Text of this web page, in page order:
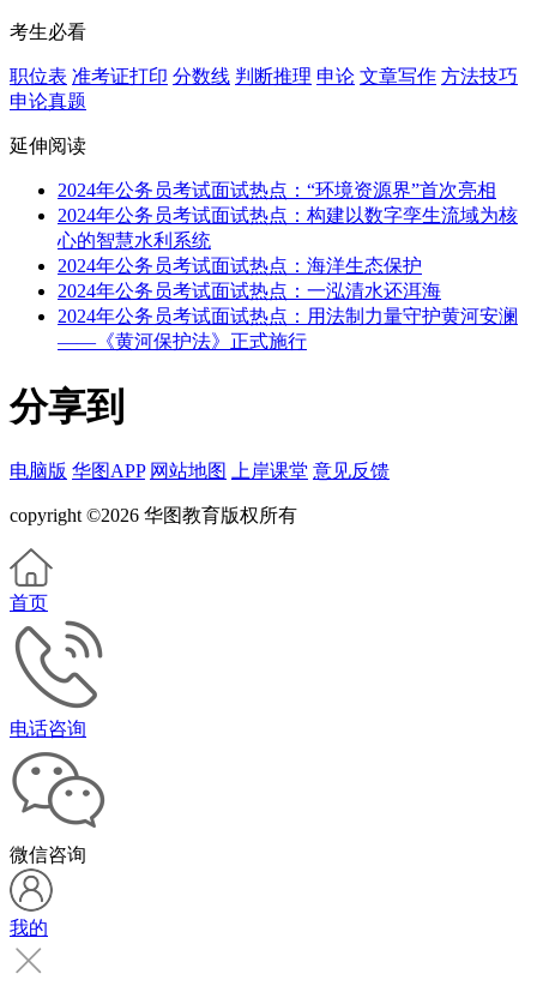
考生必看
职位表 准考证打印 分数线 判断推理 申论 文章写作 方法技巧
申论真题
延伸阅读
2024年公务员考试面试热点：“环境资源界”首次亮相
2024年公务员考试面试热点：构建以数字孪生流域为核
心的智慧水利系统
2024年公务员考试面试热点：海洋生态保护
2024年公务员考试面试热点：一泓清水还洱海
2024年公务员考试面试热点：用法制力量守护黄河安澜
——《黄河保护法》正式施行
分享到
电脑版 华图APP 网站地图 上岸课堂 意见反馈
copyright ©2026 华图教育版权所有
首页
电话咨询
微信咨询
我的